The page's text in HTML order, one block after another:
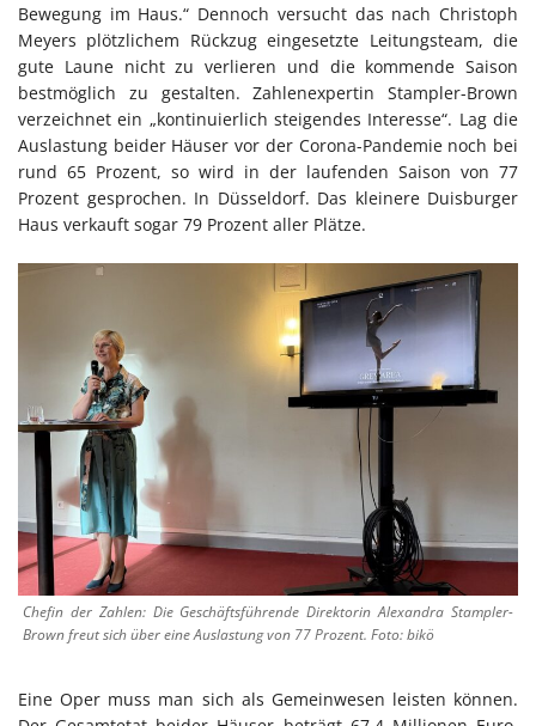
Bewegung im Haus.“ Dennoch versucht das nach Christoph
Meyers plötzlichem Rückzug eingesetzte Leitungsteam, die
gute Laune nicht zu verlieren und die kommende Saison
bestmöglich zu gestalten. Zahlenexpertin Stampler-Brown
verzeichnet ein „kontinuierlich steigendes Interesse“. Lag die
Auslastung beider Häuser vor der Corona-Pandemie noch bei
rund 65 Prozent, so wird in der laufenden Saison von 77
Prozent gesprochen. In Düsseldorf. Das kleinere Duisburger
Haus verkauft sogar 79 Prozent aller Plätze.
Chefin der Zahlen: Die Geschäftsführende Direktorin Alexandra Stampler-
Brown freut sich über eine Auslastung von 77 Prozent. Foto: bikö
Eine Oper muss man sich als Gemeinwesen leisten können.